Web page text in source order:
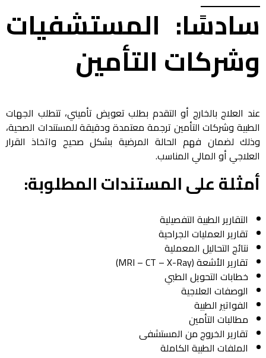
سادسًا: المستشفيات
وشركات التأمين
عند العلاج بالخارج أو التقدم بطلب تعويض تأميني، تتطلب الجهات
الطبية وشركات التأمين ترجمة معتمدة ودقيقة للمستندات الصحية،
وذلك لضمان فهم الحالة المرضية بشكل صحيح واتخاذ القرار
العلاجي أو المالي المناسب.
أمثلة على المستندات المطلوبة:
التقارير الطبية التفصيلية
تقارير العمليات الجراحية
نتائج التحاليل المعملية
تقارير الأشعة (MRI – CT – X-Ray)
خطابات التحويل الطبي
الوصفات العلاجية
الفواتير الطبية
مطالبات التأمين
تقارير الخروج من المستشفى
الملفات الطبية الكاملة